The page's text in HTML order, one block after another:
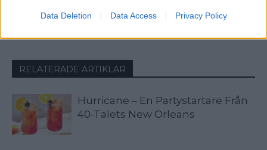
Data Deletion Data Access Privacy Policy
RELATERADE ARTIKLAR
Hurricane – En Partystartare Från
40-Talets New Orleans